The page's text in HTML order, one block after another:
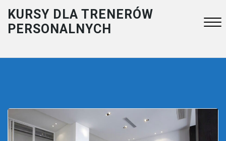
content
KURSY DLA TRENERÓW
PERSONALNYCH